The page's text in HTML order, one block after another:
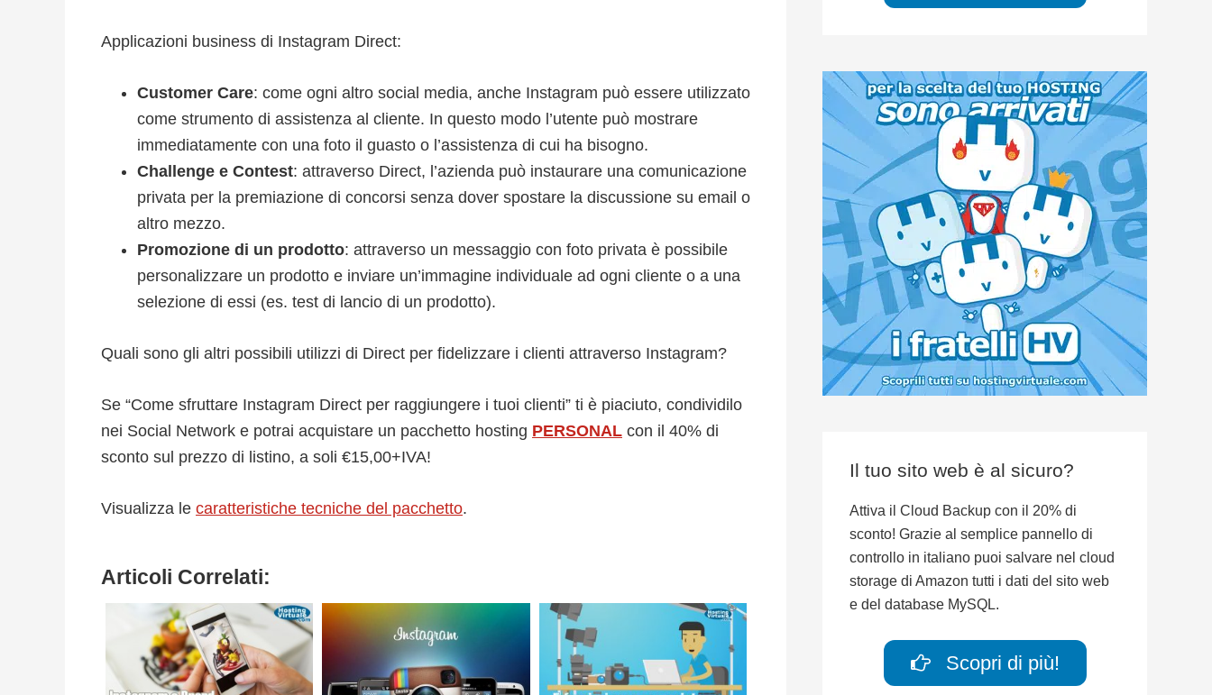
Applicazioni business di Instagram Direct:
Customer Care: come ogni altro social media, anche Instagram può essere utilizzato
come strumento di assistenza al cliente. In questo modo l’utente può mostrare
immediatamente con una foto il guasto o l’assistenza di cui ha bisogno.
Challenge e Contest: attraverso Direct, l’azienda può instaurare una comunicazione
privata per la premiazione di concorsi senza dover spostare la discussione su email o
altro mezzo.
Promozione di un prodotto: attraverso un messaggio con foto privata è possibile
personalizzare un prodotto e inviare un’immagine individuale ad ogni cliente o a una
selezione di essi (es. test di lancio di un prodotto).
Quali sono gli altri possibili utilizzi di Direct per fidelizzare i clienti attraverso Instagram?
Se “Come sfruttare Instagram Direct per raggiungere i tuoi clienti” ti è piaciuto, condividilo
nei Social Network e potrai acquistare un pacchetto hosting PERSONAL con il 40% di
sconto sul prezzo di listino, a soli €15,00+IVA!
Visualizza le caratteristiche tecniche del pacchetto.
Articoli Correlati:
Il tuo sito web è al sicuro?
Attiva il Cloud Backup con il 20% di
sconto! Grazie al semplice pannello di
controllo in italiano puoi salvare nel cloud
storage di Amazon tutti i dati del sito web
e del database MySQL.
Scopri di più!